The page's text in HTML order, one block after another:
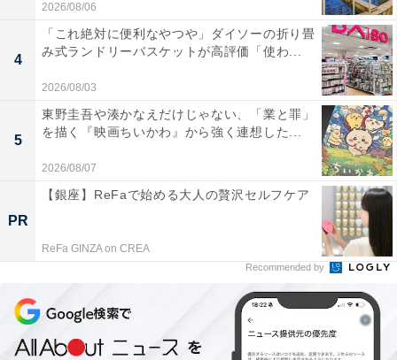
2026/08/06
4
「これ絶対に便利なやつや」ダイソーの折り畳
み式ランドリーバスケットが高評価「使わ...
2026/08/03
5
東野圭吾や湊かなえだけじゃない、「業と罪」
を描く『映画ちいかわ』から強く連想した...
2026/08/07
PR
【銀座】ReFaで始める大人の贅沢セルフケア
ReFa GINZA on CREA
Recommended by